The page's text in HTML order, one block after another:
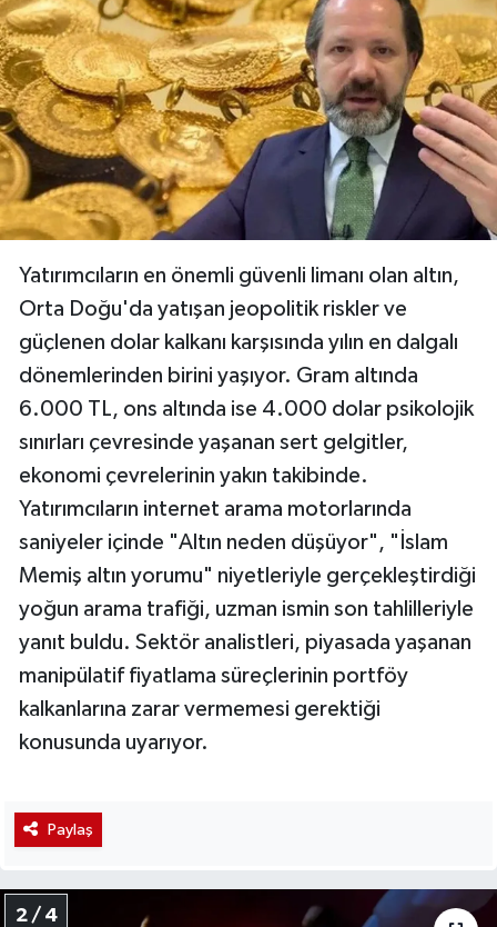
Yatırımcıların en önemli güvenli limanı olan altın,
Orta Doğu'da yatışan jeopolitik riskler ve
güçlenen dolar kalkanı karşısında yılın en dalgalı
dönemlerinden birini yaşıyor. Gram altında
6.000 TL, ons altında ise 4.000 dolar psikolojik
sınırları çevresinde yaşanan sert gelgitler,
ekonomi çevrelerinin yakın takibinde.
Yatırımcıların internet arama motorlarında
saniyeler içinde "Altın neden düşüyor", "İslam
Memiş altın yorumu" niyetleriyle gerçekleştirdiği
yoğun arama trafiği, uzman ismin son tahlilleriyle
yanıt buldu. Sektör analistleri, piyasada yaşanan
manipülatif fiyatlama süreçlerinin portföy
kalkanlarına zarar vermemesi gerektiği
konusunda uyarıyor.
Paylaş
2 / 4